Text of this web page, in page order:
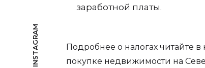
INSTAGRAM
заработной платы.
Подробнее о налогах читайте в
покупке недвижимости на